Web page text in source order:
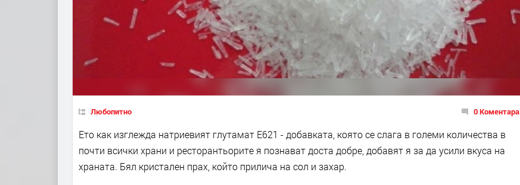
Любопитно 0 Коментара
Ето как изглежда натриевият глутамат Е621 - добавката, която се слага в големи количества в
почти всички храни и ресторантьорите я познават доста добре, добавят я за да усили вкуса на
храната. Бял кристален прах, който прилича на сол и захар.